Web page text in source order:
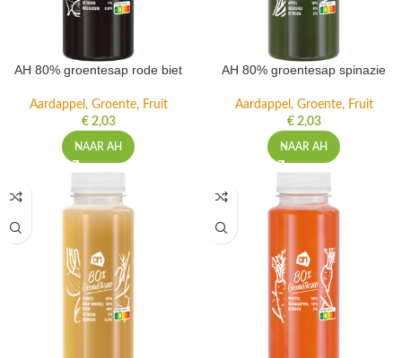
AH 80% groentesap rode biet
Aardappel, Groente, Fruit
€2,03
NAAR AH
AH 80% groentesap spinazie
Aardappel, Groente, Fruit
€2,03
NAAR AH